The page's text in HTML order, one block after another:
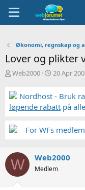
Økonomi, regnskap og
Lover og plikter
T
å
d
s
a
e
r
Web2000
S
r
t
a
20 Apr
Nordhost - Bruk
løpende rabatt på
For WFs
W Web2000
Medlem